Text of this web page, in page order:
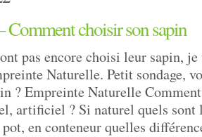
Comment choisir son sapin
pas encore choisi leur sapin,
Naturelle. Petit sondage,
? Empreinte Naturelle
artificiel ? Si naturel quels sont
en conteneur quelles